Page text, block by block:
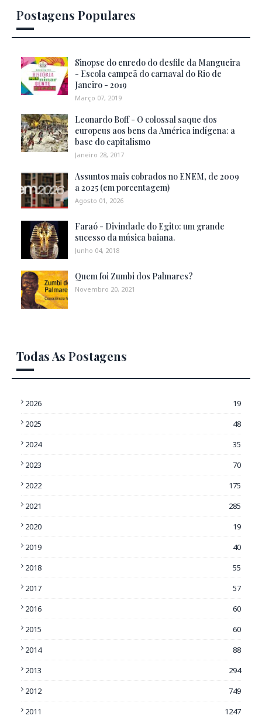
Postagens Populares
Sinopse do enredo do desfile da Mangueira
- Escola campeã do carnaval do Rio de
Janeiro - 2019
Março 07, 2019
Leonardo Boff - O colossal saque dos
europeus aos bens da América indígena: a
base do capitalismo
Janeiro 28, 2017
Assuntos mais cobrados no ENEM, de 2009
a 2025 (em porcentagem)
Agosto 01, 2026
Faraó - Divindade do Egito: um grande
sucesso da música baiana.
Junho 04, 2018
Quem foi Zumbi dos Palmares?
Novembro 20, 2021
Todas As Postagens
2026
19
2025
48
2024
35
2023
70
2022
175
2021
285
2020
19
2019
40
2018
55
2017
57
2016
60
2015
60
2014
88
2013
294
2012
749
2011
1247